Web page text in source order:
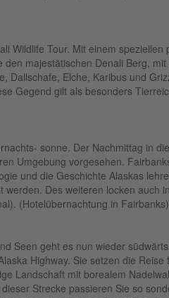
Wildlife Tour. Mit einem
majestätischen Denali Berg,
Dallschafe, Elche, Karibus und
Gegend gilt als besonders
sonne. Der Nachmittag in
Umgebung vorgesehen.
und die Geschichte Alaskas
Des weiteren locken auch
(Hotelübernachtung in Fairbanks)
Seen geht es nun wieder
Highway. Sie setzen die
Landschaft mit borealem
Strecke passieren Sie so